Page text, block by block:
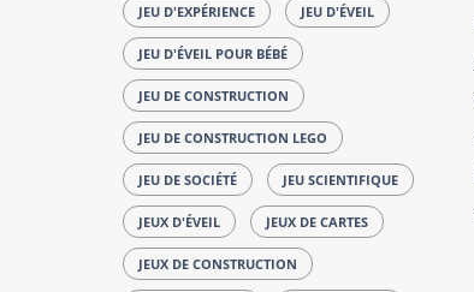
JEU D'EXPÉRIENCE JEU D'ÉVEIL
JEU D'ÉVEIL POUR BÉBÉ
JEU DE CONSTRUCTION
JEU DE CONSTRUCTION LEGO
JEU DE SOCIÉTÉ JEU SCIENTIFIQUE
JEUX D'ÉVEIL JEUX DE CARTES
JEUX DE CONSTRUCTION